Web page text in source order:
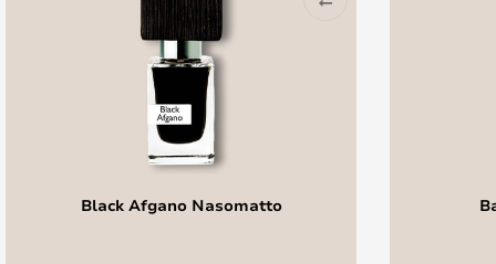
Black Afgano Nasomatto